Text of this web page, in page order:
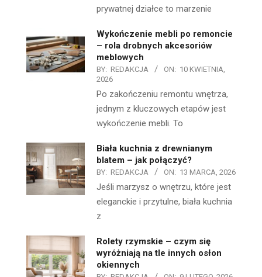
prywatnej działce to marzenie
Wykończenie mebli po remoncie
– rola drobnych akcesoriów
meblowych
BY: REDAKCJA ON: 10 KWIETNIA,
2026
Po zakończeniu remontu wnętrza,
jednym z kluczowych etapów jest
wykończenie mebli. To
Biała kuchnia z drewnianym
blatem – jak połączyć?
BY: REDAKCJA ON: 13 MARCA, 2026
Jeśli marzysz o wnętrzu, które jest
eleganckie i przytulne, biała kuchnia
z
Rolety rzymskie – czym się
wyróżniają na tle innych osłon
okiennych